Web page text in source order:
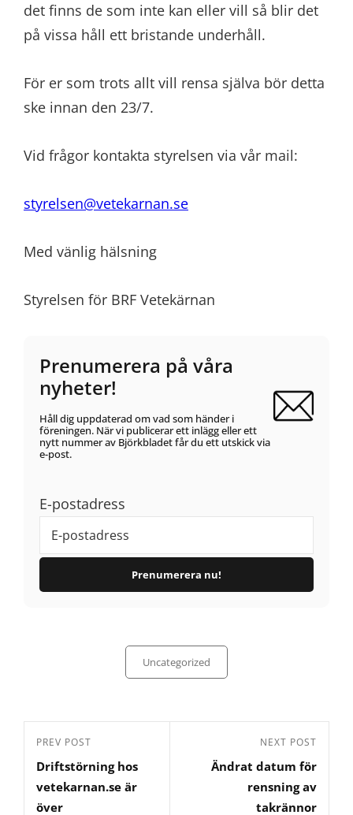
det finns de som inte kan eller vill så blir det
på vissa håll ett bristande underhåll.
För er som trots allt vill rensa själva bör detta
ske innan den 23/7.
Vid frågor kontakta styrelsen via vår mail:
styrelsen@vetekarnan.se
Med vänlig hälsning
Styrelsen för BRF Vetekärnan
Prenumerera på våra
nyheter!
Håll dig uppdaterad om vad som händer i
föreningen. När vi publicerar ett inlägg eller ett
nytt nummer av Björkbladet får du ett utskick via
e-post.
E-postadress
Uncategorized
Inläggsnavigering
Previous
Post
PREV POST
Driftstörning hos
vetekarnan.se är
över
Post
NEXT POST
Ändrat datum för
rensning av
takrännor